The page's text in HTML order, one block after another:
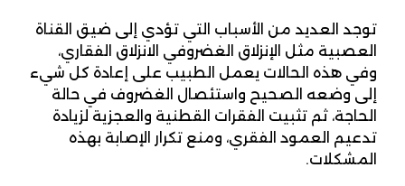
توجد العديد من الأسباب التي تؤدي إلى ضيق القناة
العصبية مثل الإنزلاق الغضروفي الانزلاق الفقاري،
وفي هذه الحالات يعمل الطبيب على إعادة كل شيء
إلى وضعه الصحيح واستئصال الغضروف في حالة
الحاجة، ثم تثبيت الفقرات القطنية والعجزية لزيادة
تدعيم العمود الفقري، ومنع تكرار الإصابة بهذه
المشكلات.